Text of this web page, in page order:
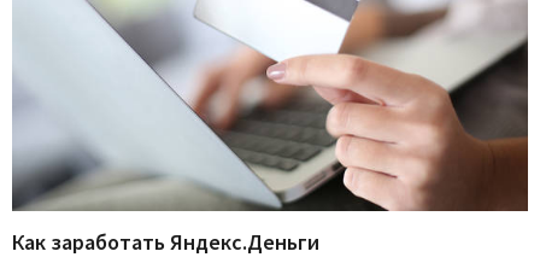
Как заработать Яндекс.Деньги